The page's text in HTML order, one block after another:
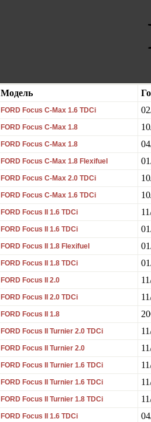
Модель
FORD Focus C-Max 1.6 TDCi
FORD Focus C-Max 1.8
FORD Focus C-Max 1.8
FORD Focus C-Max 1.8 Flexifuel
FORD Focus C-Max 2.0 TDCi
FORD Focus C-Max 1.6 TDCi
FORD Focus II 1.6 TDCi
FORD Focus II 1.6 TDCi
FORD Focus II 1.8 Flexifuel
FORD Focus II 1.8 TDCi
FORD Focus II 2.0
FORD Focus II 2.0 TDCi
FORD Focus II 1.8
FORD Focus II Turnier 2.0 TDCi
FORD Focus II Turnier 2.0
FORD Focus II Turnier 1.6 TDCi
FORD Focus II Turnier 1.6 TDCi
FORD Focus II Turnier 1.8 TDCi
FORD Focus II 1.6 TDCi